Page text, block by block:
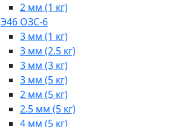
2 мм (1 кг)
Э46 ОЗС-6
3 мм (1 кг)
3 мм (2.5 кг)
3 мм (3 кг)
3 мм (5 кг)
2 мм (5 кг)
2.5 мм (5 кг)
4 мм (5 кг)